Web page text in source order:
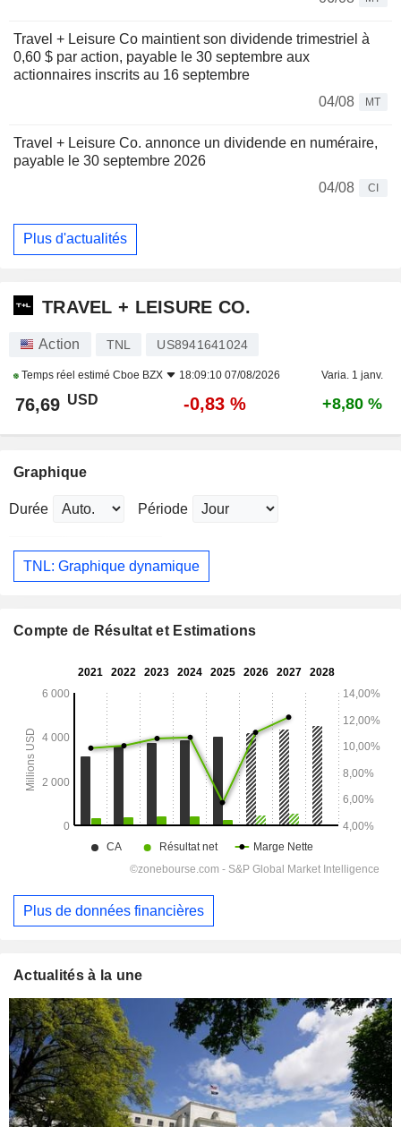
Travel + Leisure Co maintient son dividende trimestriel à
0,60 $ par action, payable le 30 septembre aux
actionnaires inscrits au 16 septembre
04/08
MT
Travel + Leisure Co. annonce un dividende en numéraire,
payable le 30 septembre 2026
04/08
CI
Plus d'actualités
TRAVEL + LEISURE CO.
Action TNL US8941641024
Temps réel estimé Cboe BZX 18:09:10 07/08/2026 Varia. 1 janv.
76,69 USD -0,83 % +8,80 %
Graphique
Durée Période
TNL: Graphique dynamique
Compte de Résultat et Estimations
Plus de données financières
Actualités à la une